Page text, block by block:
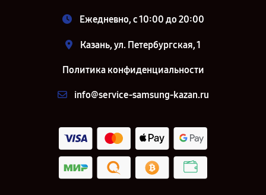
Ежедневно, с 10:00 до 20:00
Казань, ул. Петербургская, 1
Политика конфиденциальности
info@service-samsung-kazan.ru